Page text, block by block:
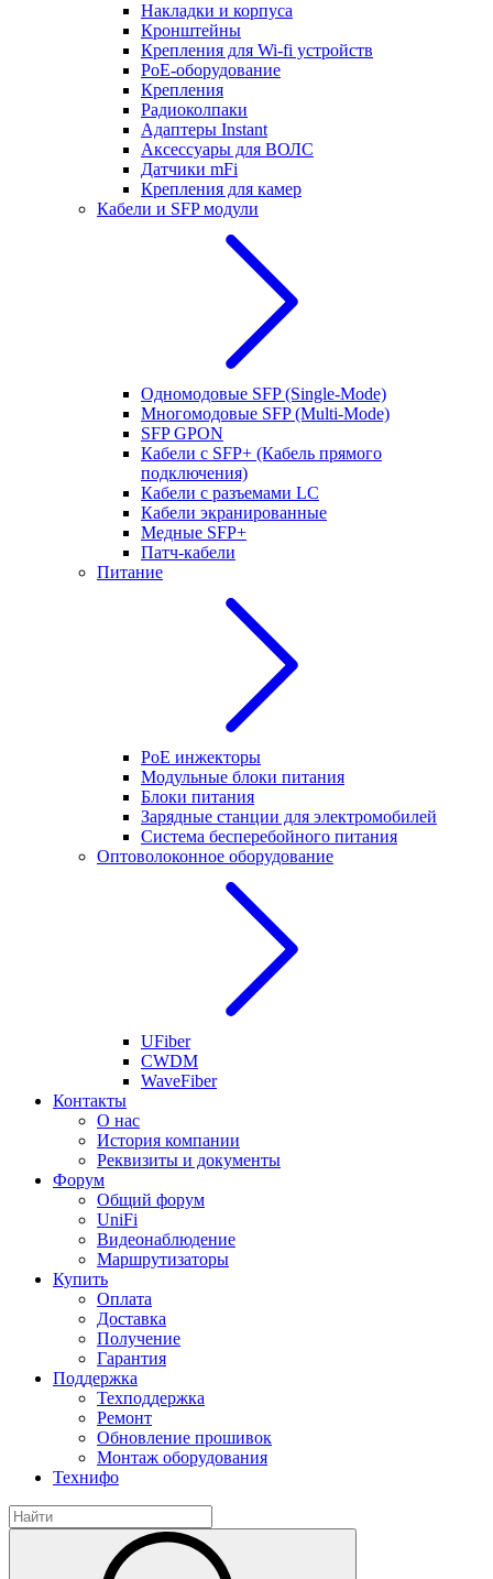
Накладки и корпуса
Кронштейны
Крепления для Wi-fi устройств
РоЕ-оборудование
Крепления
Радиоколпаки
Адаптеры Instant
Аксессуары для ВОЛС
Датчики mFi
Крепления для камер
Кабели и SFP модули
Одномодовые SFP (Single-Mode)
Многомодовые SFP (Multi-Mode)
SFP GPON
Кабели с SFP+ (Кабель прямого
подключения)
Кабели с разъемами LC
Кабели экранированные
Медные SFP+
Патч-кабели
Питание
PoE инжекторы
Модульные блоки питания
Блоки питания
Зарядные станции для электромобилей
Система бесперебойного питания
Оптоволоконное оборудование
UFiber
CWDM
WaveFiber
Контакты
О нас
История компании
Реквизиты и документы
Форум
Общий форум
UniFi
Видеонаблюдение
Маршрутизаторы
Купить
Оплата
Доставка
Получение
Гарантия
Поддержка
Техподдержка
Ремонт
Обновление прошивок
Монтаж оборудования
Технифо